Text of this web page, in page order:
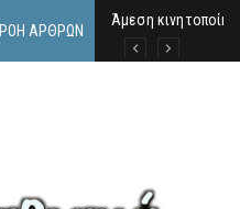
ΡΟΉ ΆΡΘΡΩΝ
Άμεση
Στο πανηγύρι του
ΣΥΝΑΥΛΙΑ ΜΑΡΙΟΥ